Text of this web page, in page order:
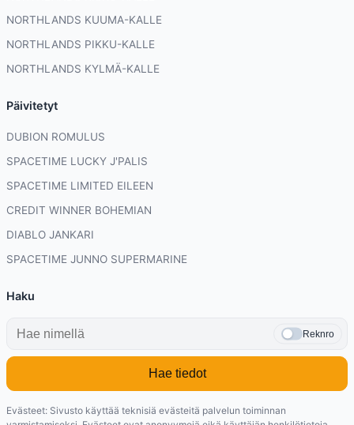
NORTHLANDS KUUMA-KALLE
NORTHLANDS PIKKU-KALLE
NORTHLANDS KYLMÄ-KALLE
Päivitetyt
DUBION ROMULUS
SPACETIME LUCKY J'PALIS
SPACETIME LIMITED EILEEN
CREDIT WINNER BOHEMIAN
DIABLO JANKARI
SPACETIME JUNNO SUPERMARINE
Haku
Reknro
Hae tiedot
Evästeet: Sivusto käyttää teknisiä evästeitä palvelun toiminnan